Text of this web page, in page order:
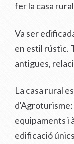
fer la casa
Va ser
en estil rústic.
antigues,
La casa rural
d'Agroturisme:
equipaments i
edificació